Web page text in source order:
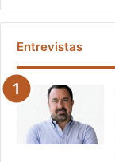
Entrevistas